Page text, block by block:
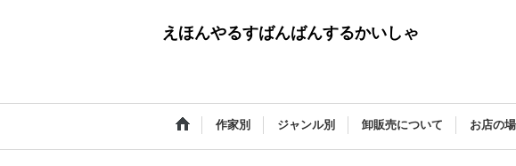
えほんやるすばんばんするかいしゃ
作家別 ジャンル別 卸販売について お店の